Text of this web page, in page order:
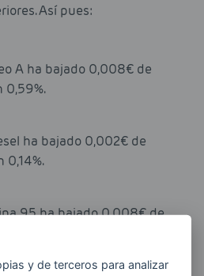
Así pues:
A ha bajado 0,008€ de
0,59%.
ha bajado 0,002€ de
0,14%.
95 ha bajado 0,008€ de
y de terceros para analizar